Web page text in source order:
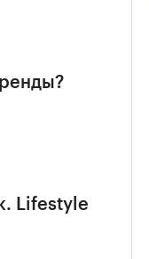
Lifestyle